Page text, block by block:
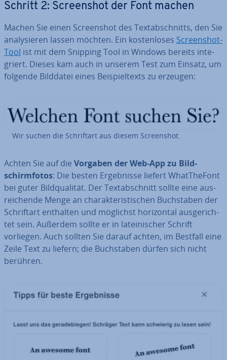
Schritt 2: Screen­shot der Font machen
Machen Sie einen Screen­shot des Text­ab­schnitts, den Sie
ana­ly­sie­ren lassen möchten. Ein kos­ten­lo­ses Screen­shot-
Tool ist mit dem Snipping Tool in Windows bereits in­te­
griert. Dieses kam auch in unserem Test zum Einsatz, um
folgende Bilddatei eines Bei­spiel­texts zu erzeugen:
Wir suchen die Schrift­art aus diesem Screen­shot.
Achten Sie auf die Vorgaben der Web-App zu Bild­
schirm­fo­tos: Die besten Er­geb­nis­se liefert WhatT­he­Font
bei guter Bild­qua­li­tät. Der Text­ab­schnitt sollte eine aus­
rei­chen­de Menge an cha­rak­te­ris­ti­schen Buch­sta­ben der
Schrift­art enthalten und möglichst ho­ri­zon­tal aus­ge­rich­
tet sein. Außerdem sollte er in la­tei­ni­scher Schrift
vorliegen. Auch sollten Sie darauf achten, im Bestfall eine
Zeile Text zu liefern; die Buch­sta­ben dürfen sich nicht
berühren.